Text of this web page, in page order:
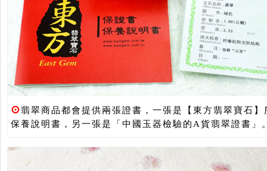
⊙翡翠商品都會提供兩張證書，一張是【東方翡翠寶石
保養說明書，另一張是「中國玉器檢驗的A貨翡翠證書」